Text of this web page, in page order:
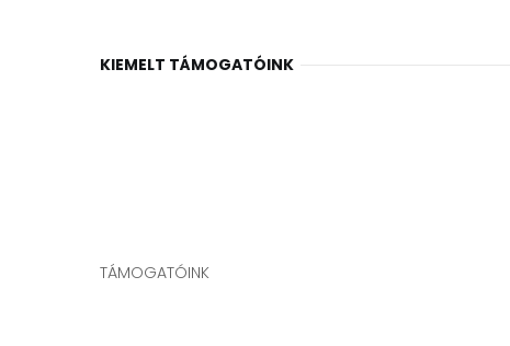
KIEMELT TÁMOGATÓINK
TÁMOGATÓINK